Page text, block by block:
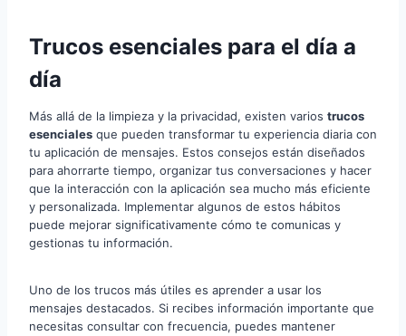
Trucos esenciales para el día a
día
Más allá de la limpieza y la privacidad, existen varios trucos
esenciales que pueden transformar tu experiencia diaria con
tu aplicación de mensajes. Estos consejos están diseñados
para ahorrarte tiempo, organizar tus conversaciones y hacer
que la interacción con la aplicación sea mucho más eficiente
y personalizada. Implementar algunos de estos hábitos
puede mejorar significativamente cómo te comunicas y
gestionas tu información.
Uno de los trucos más útiles es aprender a usar los
mensajes destacados. Si recibes información importante que
necesitas consultar con frecuencia, puedes mantener